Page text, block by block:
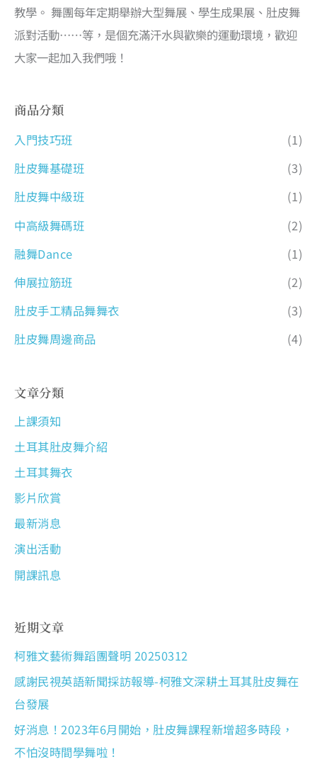
教學。 舞團每年定期舉辦大型舞展、學生成果展、肚皮舞
派對活動……等，是個充滿汗水與歡樂的運動環境，歡迎
大家一起加入我們哦！
商品分類
入門技巧班
(1)
肚皮舞基礎班
(3)
肚皮舞中級班
(1)
中高級舞碼班
(2)
融舞Dance
(1)
伸展拉筋班
(2)
肚皮手工精品舞舞衣
(3)
肚皮舞周邊商品
(4)
文章分類
上課須知
土耳其肚皮舞介紹
土耳其舞衣
影片欣賞
最新消息
演出活動
開課訊息
近期文章
柯雅文藝術舞蹈團聲明 20250312
感謝民視英語新聞採訪報導-柯雅文深耕土耳其肚皮舞在
台發展
好消息！2023年6月開始，肚皮舞課程新增超多時段，
不怕沒時間學舞啦！